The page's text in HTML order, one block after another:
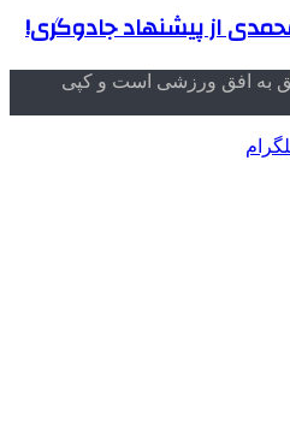
از پیشنهاد جادوگری!
به افق ورزشی است و کپی